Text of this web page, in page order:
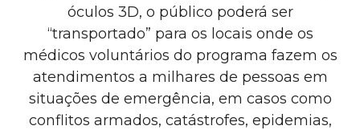
óculos 3D, o público poderá ser
“transportado” para os locais onde os
médicos voluntários do programa fazem os
atendimentos a milhares de pessoas em
situações de emergência, em casos como
conflitos armados, catástrofes, epidemias,